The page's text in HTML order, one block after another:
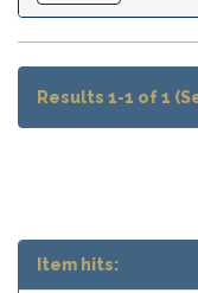
Results 1-1 of 1
Item hits: